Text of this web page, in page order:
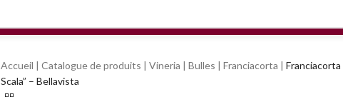
Accueil | Catalogue de produits | Vineria | Bulles | Franciacorta |
Scala” – Bellavista